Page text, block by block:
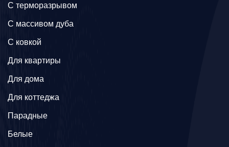
C терморазрывом
C массивом дуба
C ковкой
Для квартиры
Для дома
Для коттеджа
Парадные
Белые